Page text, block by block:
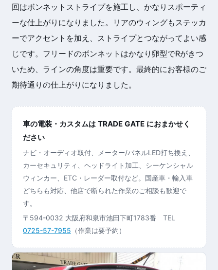
回はボンネットストライプを施工し、かなりスポーティ
ーな仕上がりになりました。リアのウィングもステッカ
ーでアクセントを加え、ストライプとつながってよい感
じです。フリードのボンネットはかなり卵型でRがきつ
いため、ラインの角度は重要です。最終的にお客様のご
期待通りの仕上がりになりました。
車の電装・カスタムは TRADE GATE におまかせく
ださい
ナビ・オーディオ取付、メーター/パネルLED打ち換え、
カーセキュリティ、ヘッドライト加工、シーケンシャル
ウィンカー、ETC・レーダー取付など。国産車・輸入車
どちらも対応、他店で断られた作業のご相談も歓迎で
す。
〒594-0032 大阪府和泉市池田下町1783番 TEL
0725-57-7955 （作業は要予約）